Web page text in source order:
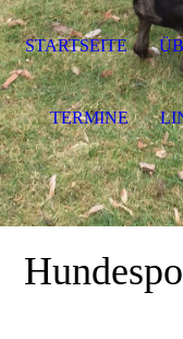
STARTSEITE
TERMINE